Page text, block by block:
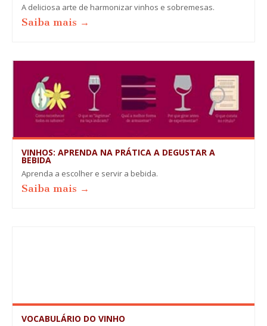
A deliciosa arte de harmonizar vinhos e sobremesas.
Saiba mais →
VINHOS: APRENDA NA PRÁTICA A DEGUSTAR A
BEBIDA
Aprenda a escolher e servir a bebida.
Saiba mais →
VOCABULÁRIO DO VINHO